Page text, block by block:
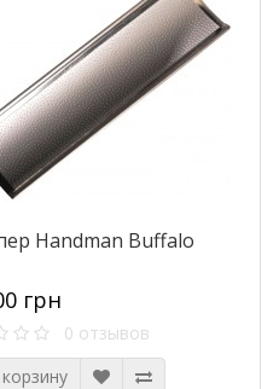
Handman Buffalo
грн
0 отзывов